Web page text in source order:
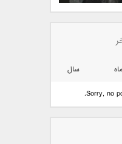
دورترین نزدیک
ماه
سال
Sorry, no